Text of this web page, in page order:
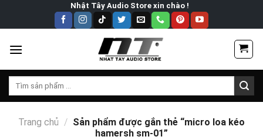
Nhật Tây Audio Store xin chào !
Tìm
Trang chủ / Sản phẩm được gắn thẻ “micro loa kéo
hamersh sm-01”